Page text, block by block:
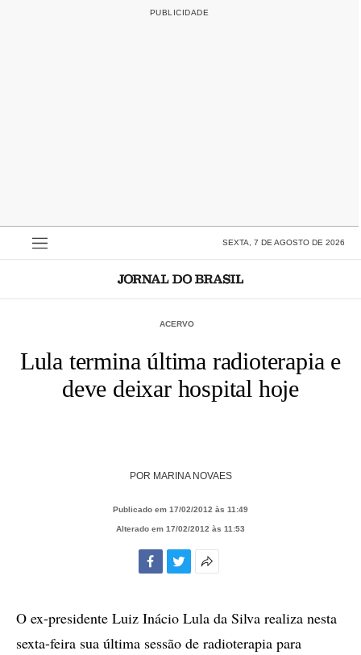
SEXTA, 7 DE AGOSTO DE 2026
ACERVO
Lula termina última radioterapia e
deve deixar hospital hoje
POR MARINA NOVAES
Publicado em 17/02/2012 às 11:49
Alterado em 17/02/2012 às 11:53
compartilhamento
O ex-presidente Luiz Inácio Lula da Silva realiza nesta
sexta-feira sua última sessão de radioterapia para